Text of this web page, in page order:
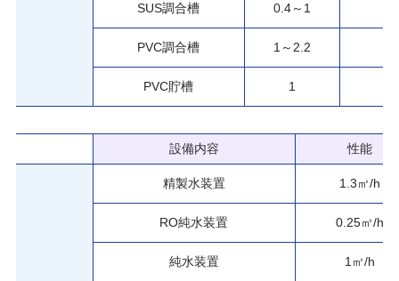
SUS調合槽 0.4～1
PVC調合槽 1～2.2
PVC貯槽 1
設備内容 性能
精製水装置 1.3㎥/h
RO純水装置 0.25㎥/h
純水装置 1㎥/h